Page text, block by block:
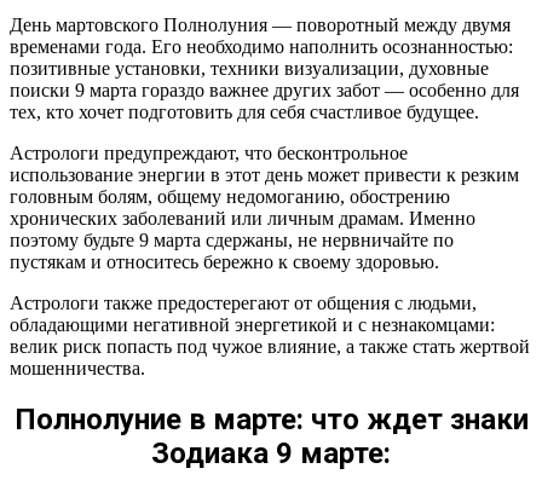
День мартовского Полнолуния — поворотный между двумя
временами года. Его необходимо наполнить осознанностью:
позитивные установки, техники визуализации, духовные
поиски 9 марта гораздо важнее других забот — особенно для
тех, кто хочет подготовить для себя счастливое будущее.
Астрологи предупреждают, что бесконтрольное
использование энергии в этот день может привести к резким
головным болям, общему недомоганию, обострению
хронических заболеваний или личным драмам. Именно
поэтому будьте 9 марта сдержаны, не нервничайте по
пустякам и относитесь бережно к своему здоровью.
Астрологи также предостерегают от общения с людьми,
обладающими негативной энергетикой и с незнакомцами:
велик риск попасть под чужое влияние, а также стать жертвой
мошенничества.
Полнолуние в марте: что ждет знаки
Зодиака 9 марте: